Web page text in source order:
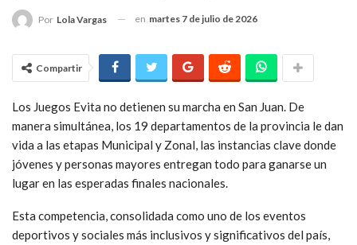
Por Lola Vargas en martes 7 de julio de 2026
Compartir
Los Juegos Evita no detienen su marcha en San Juan. De
manera simultánea, los 19 departamentos de la provincia le dan
vida a las etapas Municipal y Zonal, las instancias clave donde
jóvenes y personas mayores entregan todo para ganarse un
lugar en las esperadas finales nacionales.
Esta competencia, consolidada como uno de los eventos
deportivos y sociales más inclusivos y significativos del país,